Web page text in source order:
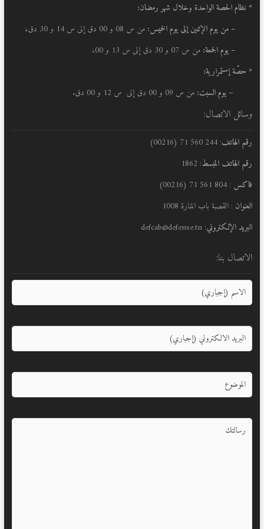
* نظام الحصة الواحدة وخلال شهر رمضان:
– من يوم الإثنين إلى يوم الخميس: من س 08 و 00 دق إلى س 14 و 30 دق،
– يوم الجمعة: من س 07 و 30 دق إلى س 13 و 00،
* حصّة إستمرارية:
– يوم السبت: من س 09 و 00 دق إلى س 12 و 00 دق.
وسائل الاتصال:
رقم الهاتف: 244 560 71 (00216)
رقم الهاتف المبسط: 1862
فاكس : 804 561 71 (00216)
العنوان : القصبة باب المنارة 1008
البريد الإلكتروني: defcab@defense.tn
الاتصال بنا: